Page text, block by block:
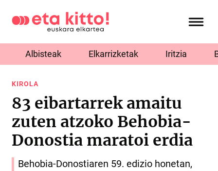
Albisteak Elkarrizketak Iritzia
KIROLA
83 eibartarrek amaitu
zuten atzoko Behobia-
Donostia maratoi erdia
Behobia-Donostiaren 59. edizio honetan,